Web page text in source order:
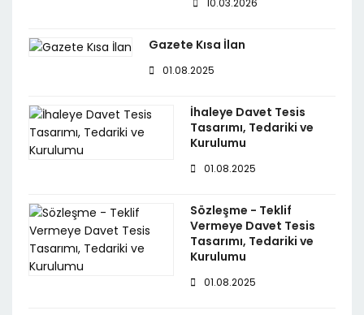
10.03.2026
Gazete Kısa İlan
01.08.2025
İhaleye Davet Tesis
Tasarımı, Tedariki ve
Kurulumu
01.08.2025
Sözleşme - Teklif
Vermeye Davet Tesis
Tasarımı, Tedariki ve
Kurulumu
01.08.2025